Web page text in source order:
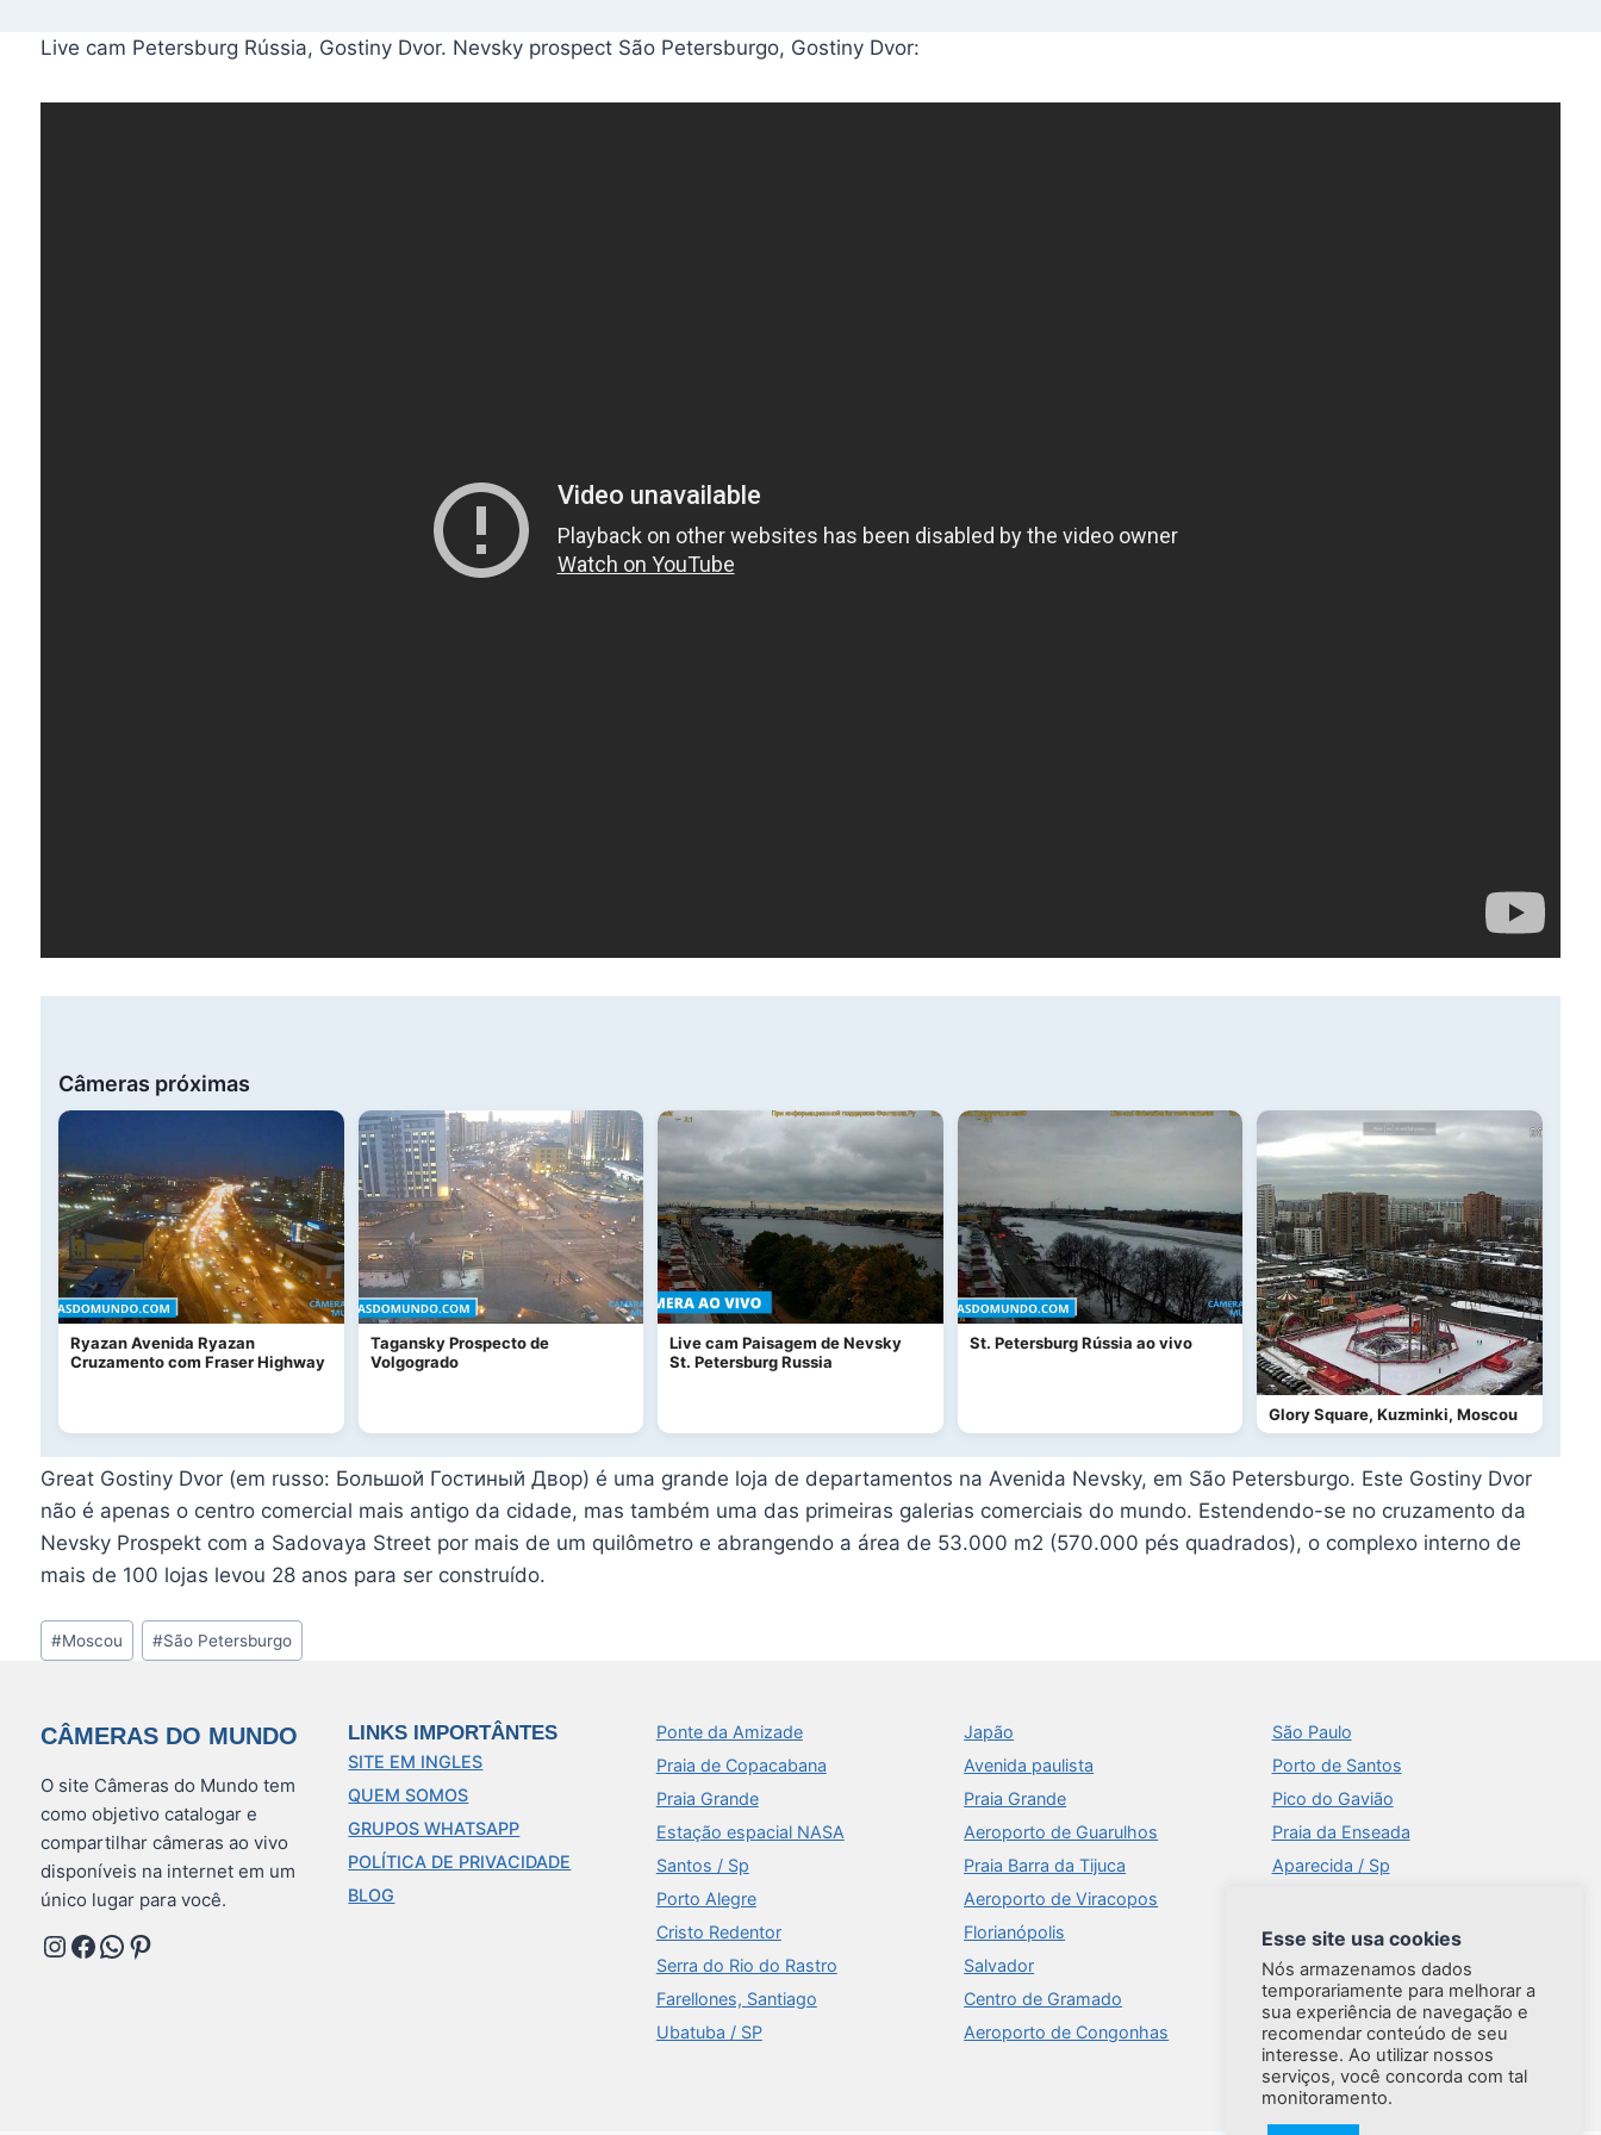
Live cam Petersburg Rússia, Gostiny Dvor. Nevsky prospect São Petersburgo, Gostiny Dvor:
Câmeras próximas
Ryazan Avenida Ryazan
Cruzamento com Fraser Highway
Tagansky Prospecto de
Volgogrado
Live cam Paisagem de Nevsky
St. Petersburg Russia
St. Petersburg Rússia ao vivo
Glory Square, Kuzminki, Moscou
Great Gostiny Dvor (em russo: Большой Гостиный Двор) é uma grande loja de departamentos na Avenida Nevsky, em São Petersburgo. Este Gostiny Dvor
não é apenas o centro comercial mais antigo da cidade, mas também uma das primeiras galerias comerciais do mundo. Estendendo-se no cruzamento da
Nevsky Prospekt com a Sadovaya Street por mais de um quilômetro e abrangendo a área de 53.000 m2 (570.000 pés quadrados), o complexo interno de
mais de 100 lojas levou 28 anos para ser construído.
Tags
do
#Moscou #São Petersburgo
CÂMERAS DO MUNDO
O site Câmeras do Mundo tem
como objetivo catalogar e
compartilhar câmeras ao vivo
disponíveis na internet em um
único lugar para você.
Instagram
Facebook
WhatsApp
Pinterest
LINKS IMPORTÂNTES
SITE EM INGLES
QUEM SOMOS
GRUPOS WHATSAPP
POLÍTICA DE PRIVACIDADE
BLOG
Ponte da Amizade
Praia de Copacabana
Praia Grande
Estação espacial NASA
Santos / Sp
Porto Alegre
Cristo Redentor
Serra do Rio do Rastro
Farellones, Santiago
Ubatuba / SP
Japão
Avenida paulista
Praia Grande
Aeroporto de Guarulhos
Praia Barra da Tijuca
Aeroporto de Viracopos
Florianópolis
Salvador
Centro de Gramado
Aeroporto de Congonhas
São Paulo
Porto de Santos
Pico do Gavião
Praia da Enseada
Aparecida / Sp
Aeroportos
Ilhabela
Brasília
Praia do Forte
Esse site usa cookies
Nós armazenamos dados
temporariamente para melhorar a
sua experiência de navegação e
recomendar conteúdo de seu
interesse. Ao utilizar nossos
serviços, você concorda com tal
monitoramento.